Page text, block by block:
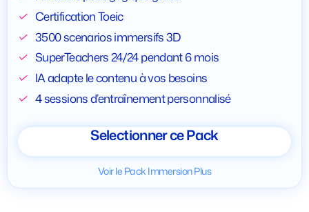
Certification Toeic
3500 scenarios immersifs 3D
SuperTeachers 24/24 pendant 6 mois
IA adapte le contenu à vos besoins
4 sessions d’entraînement personnalisé
Selectionner ce Pack
Voir le Pack Immersion Plus